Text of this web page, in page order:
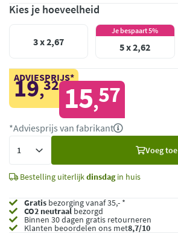
Kies je hoeveelheid
3 x 2,67
Je bespaart 5%
5 x 2,62
ADVIESPRIJS*
19,32 15,57
*Adviesprijs van fabrikant
Voeg toe
Bestelling uiterlijkdinsdagin huis
Gratis bezorging vanaf 35,- *
CO2 neutraalbezorgd
Binnen 30 dagen gratis retourneren
Klanten beoordelen ons met8,7/10